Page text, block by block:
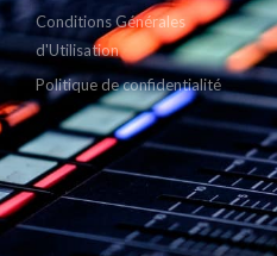
Conditions Générales
d'Utilisation
Politique de confidentialité